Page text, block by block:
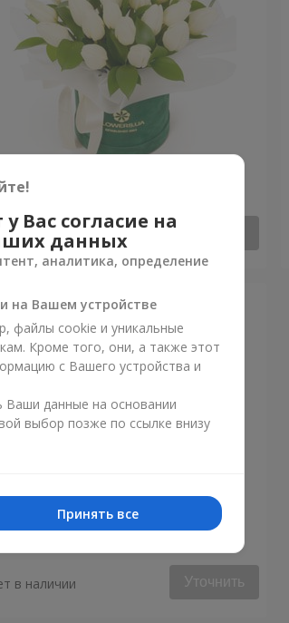
"White April"
в наличии
"Чувственная симфония"
в наличии Уточнить
Вас согласие на
данных
аналитика, определение
на Вашем устройстве
файлы cookie и уникальные
Кроме того, они, а также этот
с Вашего устройства и
Ваши данные на основании
выбор позже по ссылке внизу
Принять все